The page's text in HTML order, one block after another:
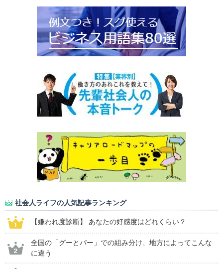
社会人ライフの人気記事ランキング
【嫌われ度診断】 あなたの好感度はどれくらい？
全国の「グーとパー」での組み分け、地方によってこんな
に違う